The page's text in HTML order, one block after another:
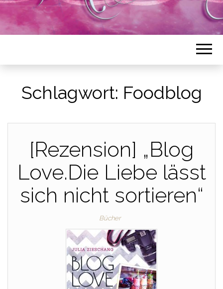
Schlagwort: Foodblog
[Rezension] „Blog
Love.Die Liebe lässt
sich nicht sortieren“
Bücher